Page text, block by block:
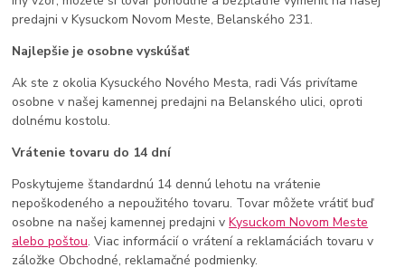
predajni v Kysuckom Novom Meste, Belanského 231.
Najlepšie je osobne vyskúšať
Ak ste z okolia Kysuckého Nového Mesta, radi Vás privítame
osobne v našej kamennej predajni na Belanského ulici, oproti
dolnému kostolu.
Vrátenie tovaru do 14 dní
Poskytujeme štandardnú 14 dennú lehotu na vrátenie
nepoškodeného a nepoužitého tovaru. Tovar môžete vrátiť buď
osobne na našej kamennej predajni vKysuckom Novom Meste
alebo poštou. Viac informácií o vrátení a reklamáciách tovaru v
záložke Obchodné, reklamačné podmienky.